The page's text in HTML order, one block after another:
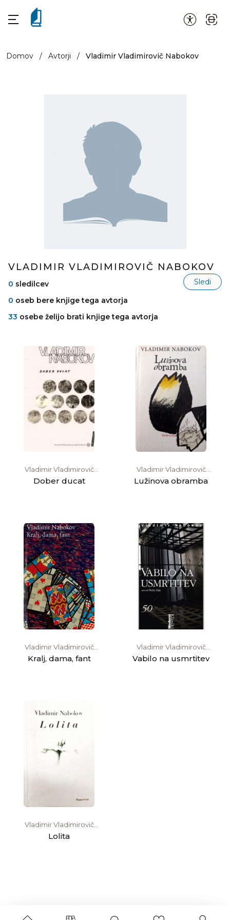
Domov / Avtorji / Vladimir Vladimirovič Nabokov
VLADIMIR VLADIMIROVIČ NABOKOV
Sledi
0 sledilcev
0 oseb bere knjige tega avtorja
33 osebe želijo brati knjige tega avtorja
Vladimir Vladimirovič
Nabokov
Dober ducat
Vladimir Vladimirovič
Nabokov
Lužinova obramba
Vladimir Vladimirovič
Nabokov
Kralj, dama, fant
Vladimir Vladimirovič
Nabokov
Vabilo na usmrtitev
Vladimir Vladimirovič
Nabokov
Lolita